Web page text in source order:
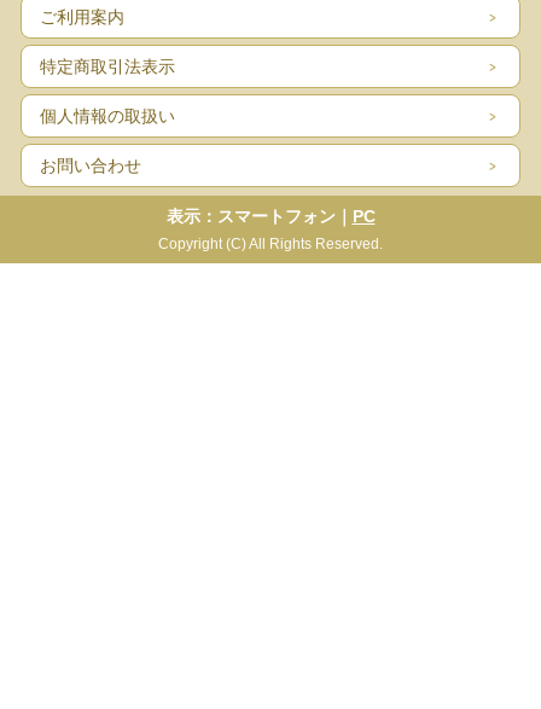
ご利用案内
特定商取引法表示
個人情報の取扱い
お問い合わせ
表示：スマートフォン｜ PC
Copyright (C) All Rights Reserved.